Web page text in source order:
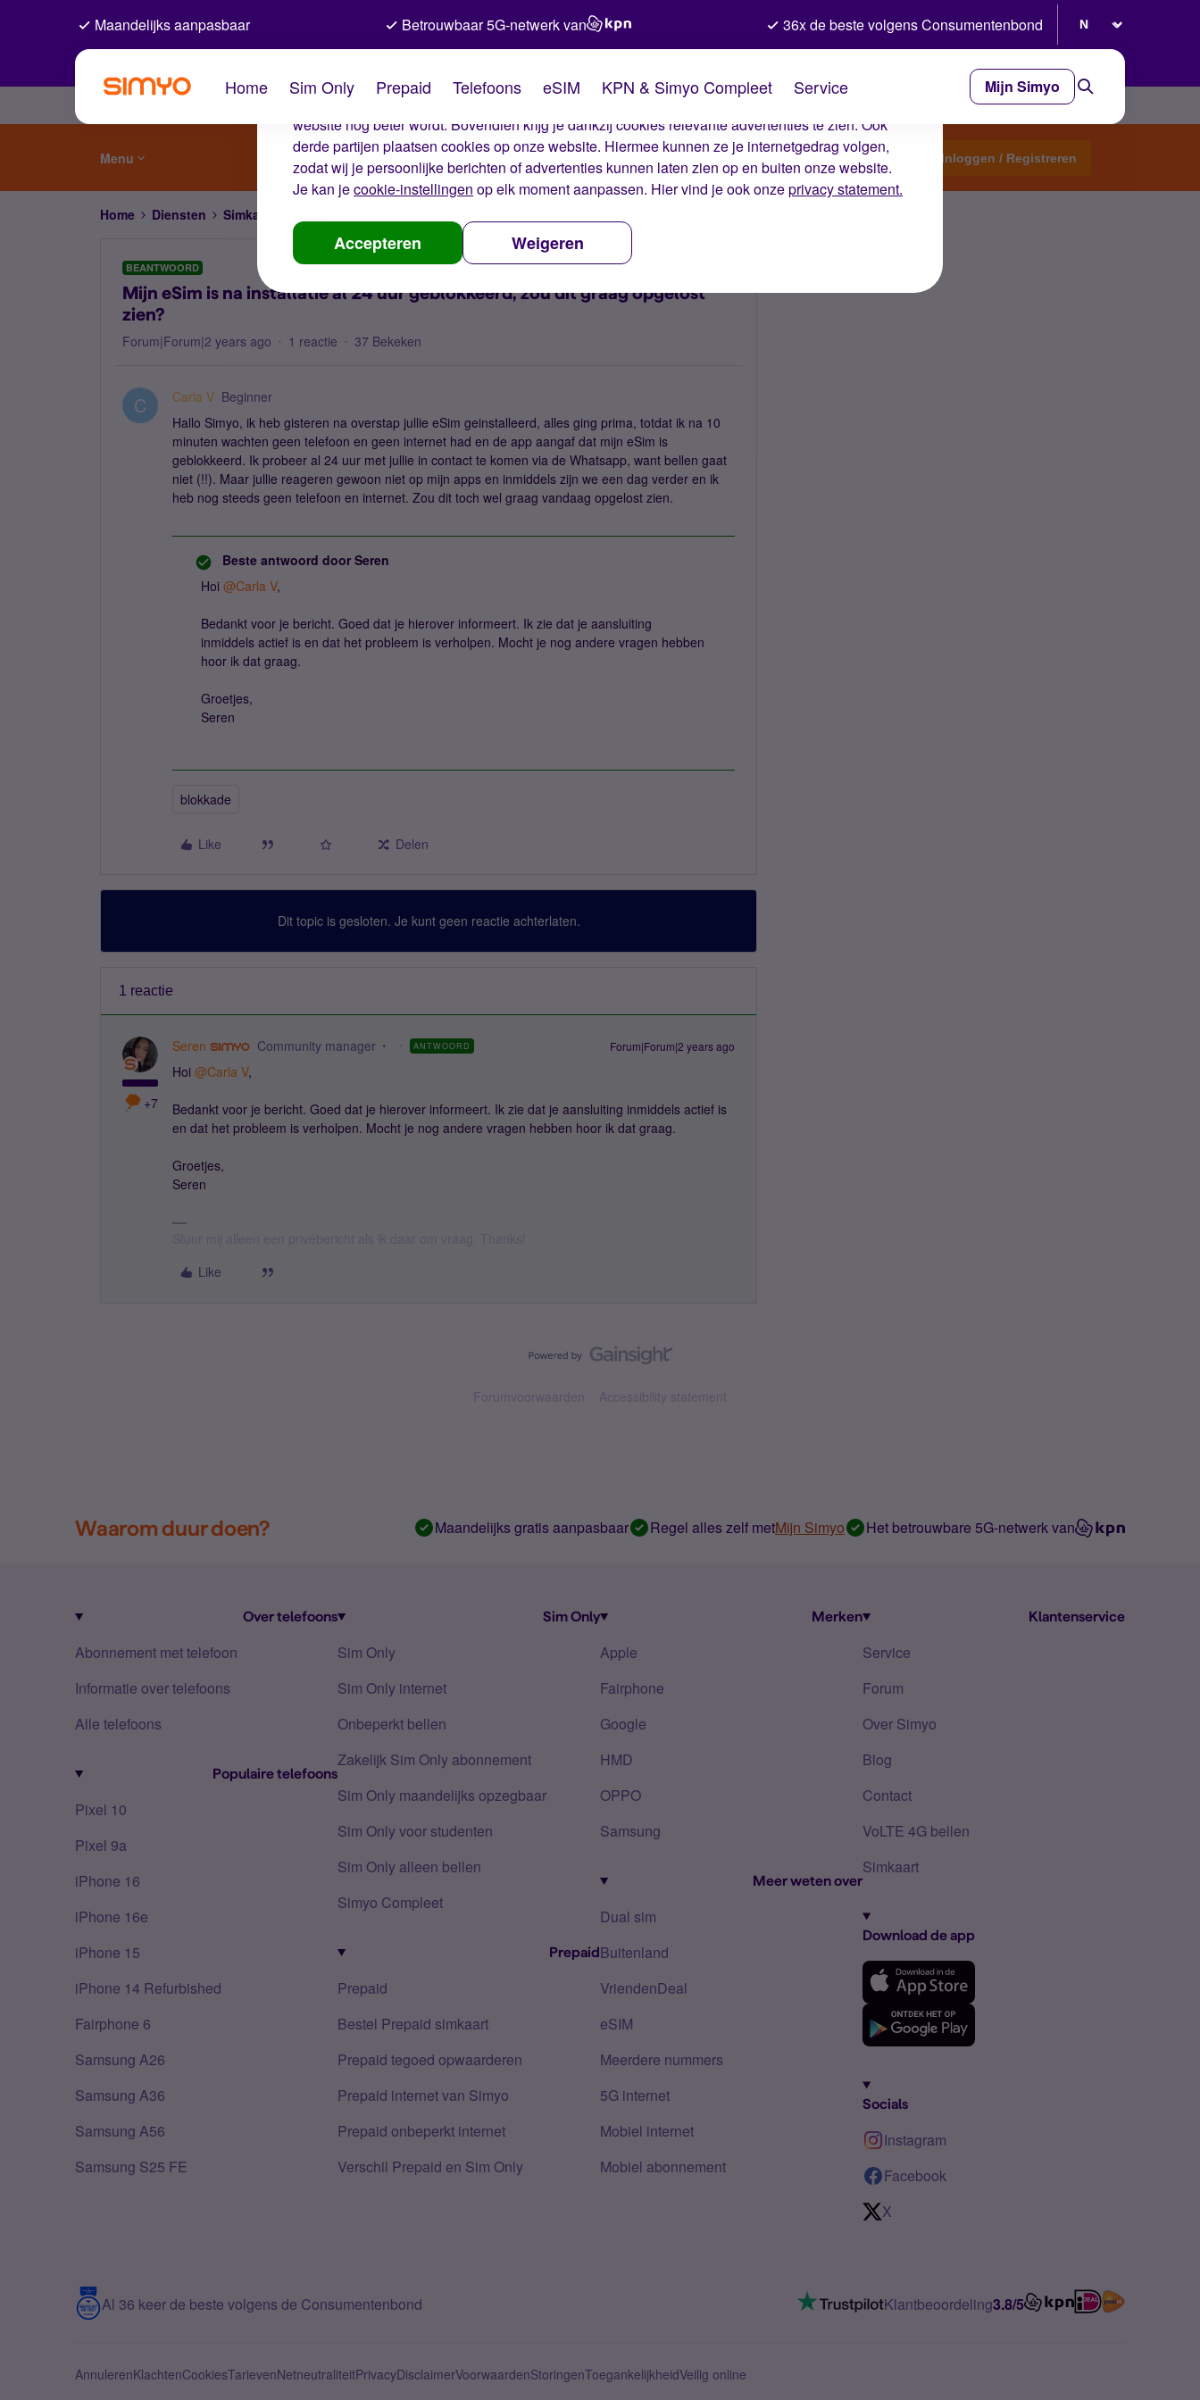
De cookies van Simyo
Wij gebruiken cookies op onze website. Met deze cookies zorgen wij ervoor dat je ervaring op de
website nog beter wordt. Bovendien krijg je dankzij cookies relevante advertenties te zien. Ook
derde partijen plaatsen cookies op onze website. Hiermee kunnen ze je internetgedrag volgen,
zodat wij je persoonlijke berichten of advertenties kunnen laten zien op en buiten onze website.
Je kan jecookie-instellingen op elk moment aanpassen. Hier vind je ook onzeprivacy statement.
Accepteren Weigeren
Maandelijks aanpasbaar Betrouwbaar 5G-netwerk van 36x de beste volgens Consumentenbond
Home Sim Only Prepaid Telefoons eSIM KPN & Simyo Compleet Service Mijn Simyo
Menu Start een topic Inloggen / Registreren
Home Diensten Simkaart en eSIM
BEANTWOORD
Mijn eSim is na installatie al 24 uur geblokkeerd, zou dit graag opgelost
zien?
Forum|Forum|2 years ago 1 reactie 37 Bekeken
C Carla V Beginner
Hallo Simyo, ik heb gisteren na overstap jullie eSim geinstalleerd, alles ging prima, totdat ik na 10
minuten wachten geen telefoon en geen internet had en de app aangaf dat mijn eSim is
geblokkeerd. Ik probeer al 24 uur met jullie in contact te komen via de Whatsapp, want bellen gaat
niet (!!). Maar jullie reageren gewoon niet op mijn apps en inmiddels zijn we een dag verder en ik
heb nog steeds geen telefoon en internet. Zou dit toch wel graag vandaag opgelost zien.
Beste antwoord door Seren
Hoi @Carla V,
Bedankt voor je bericht. Goed dat je hierover informeert. Ik zie dat je aansluiting
inmiddels actief is en dat het probleem is verholpen. Mocht je nog andere vragen hebben
hoor ik dat graag.
Groetjes,
Seren
blokkade
Like Delen
Dit topic is gesloten. Je kunt geen reactie achterlaten.
1 reactie
+7
Seren Community manager ANTWOORD Forum|Forum|2 years ago
Hoi @Carla V,
Bedankt voor je bericht. Goed dat je hierover informeert. Ik zie dat je aansluiting inmiddels actief is
en dat het probleem is verholpen. Mocht je nog andere vragen hebben hoor ik dat graag.
Groetjes,
Seren
Like
Forumvoorwaarden Accessibility statement
Waarom duur doen? Maandelijks gratis aanpasbaar Regel alles zelf metMijn Simyo Het betrouwbare 5G-netwerk van
Over telefoons
Abonnement met telefoon
Informatie over telefoons
Alle telefoons
Populaire telefoons
Pixel 10
Pixel 9a
iPhone 16
iPhone 16e
iPhone 15
iPhone 14 Refurbished
Fairphone 6
Samsung A26
Samsung A36
Samsung A56
Samsung S25 FE
Sim Only
Sim Only
Sim Only internet
Onbeperkt bellen
Zakelijk Sim Only abonnement
Sim Only maandelijks opzegbaar
Sim Only voor studenten
Sim Only alleen bellen
Simyo Compleet
Prepaid
Prepaid
Bestel Prepaid simkaart
Prepaid tegoed opwaarderen
Prepaid internet van Simyo
Prepaid onbeperkt internet
Verschil Prepaid en Sim Only
Merken
Apple
Fairphone
Google
HMD
OPPO
Samsung
Meer weten over
Dual sim
Buitenland
VriendenDeal
eSIM
Meerdere nummers
5G internet
Mobiel internet
Mobiel abonnement
Klantenservice
Service
Forum
Over Simyo
Blog
Contact
VoLTE 4G bellen
Simkaart
Download de app
Socials
Instagram
Facebook
X
Al 36 keer de beste volgens de Consumentenbond Klantbeoordeling3.8/5
AnnulerenKlachtenCookiesTarievenNetneutraliteitPrivacyDisclaimerVoorwaardenStoringenToegankelijkheidVeilig online